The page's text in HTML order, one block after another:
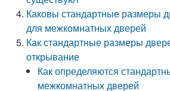
Каковы стандартные размеры
для межкомнатных дверей
Как стандартные размеры
открывание
Как определяются
межкомнатных дверей